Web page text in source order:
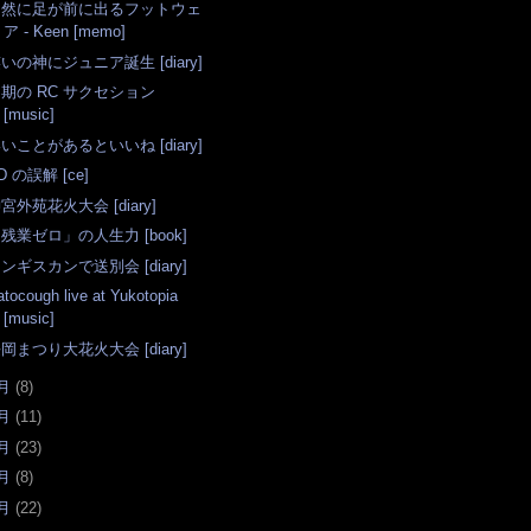
に足が前に出るフットウェ
ア - Keen [memo]
の神にジュニア誕生 [diary]
の RC サクセション
[music]
ことがあるといいね [diary]
の誤解 [ce]
外苑花火大会 [diary]
業ゼロ」の人生力 [book]
ギスカンで送別会 [diary]
live at Yukotopia
[music]
まつり大花火大会 [diary]
(8)
(11)
(23)
(8)
(22)